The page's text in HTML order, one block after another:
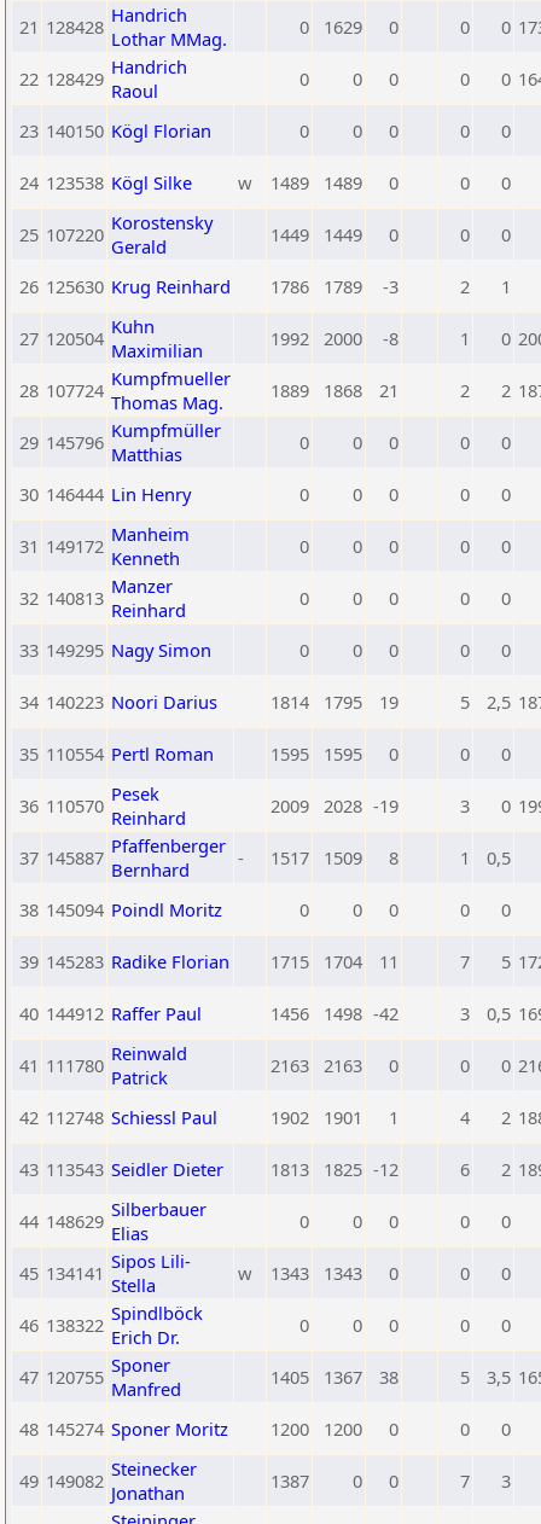
21 128428 Handrich
Lothar MMag.
0 1629 0 0 0
22 128429 Handrich
Raoul
0 0 0 0 0
23 140150 Kögl Florian 0 0 0 0 0
24 123538 Kögl Silke w 1489 1489 0 0 0
25 107220 Korostensky
Gerald
1449 1449 0 0 0
26 125630 Krug Reinhard 1786 1789 -3 2 1
27 120504 Kuhn
Maximilian
1992 2000 -8 1 0
28 107724 Kumpfmueller
Thomas Mag.
1889 1868 21 2 2
29 145796 Kumpfmüller
Matthias
0 0 0 0 0
30 146444 Lin Henry 0 0 0 0 0
31 149172 Manheim
Kenneth
0 0 0 0 0
32 140813 Manzer
Reinhard
0 0 0 0 0
33 149295 Nagy Simon 0 0 0 0 0
34 140223 Noori Darius 1814 1795 19 5 2,5
35 110554 Pertl Roman 1595 1595 0 0 0
36 110570 Pesek
Reinhard
2009 2028 -19 3 0
37 145887 Pfaffenberger
Bernhard
- 1517 1509 8 1 0,5
38 145094 Poindl Moritz 0 0 0 0 0
39 145283 Radike Florian 1715 1704 11 7 5
40 144912 Raffer Paul 1456 1498 -42 3 0,5
41 111780 Reinwald
Patrick
2163 2163 0 0 0
42 112748 Schiessl Paul 1902 1901 1 4 2
43 113543 Seidler Dieter 1813 1825 -12 6 2
44 148629 Silberbauer
Elias
0 0 0 0 0
45 134141 Sipos Lili-
Stella
w 1343 1343 0 0 0
46 138322 Spindlböck
Erich Dr.
0 0 0 0 0
47 120755 Sponer
Manfred
1405 1367 38 5 3,5
48 145274 Sponer Moritz 1200 1200 0 0 0
49 149082 Steinecker
Jonathan
1387 0 0 7 3